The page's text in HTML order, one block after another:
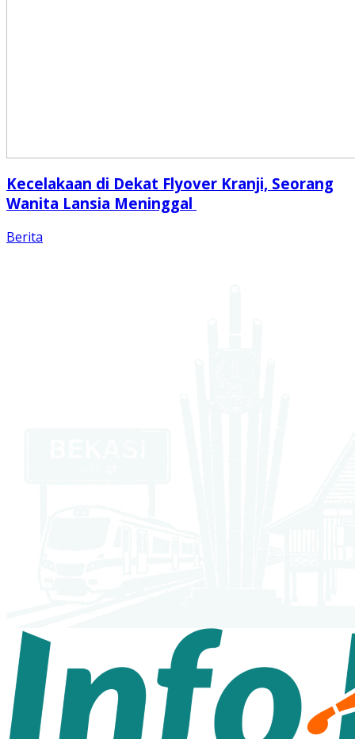
Kecelakaan di Dekat Flyover Kranji, Seorang
Wanita Lansia Meninggal
Berita